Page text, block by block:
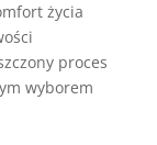
życia
proces
wyborem